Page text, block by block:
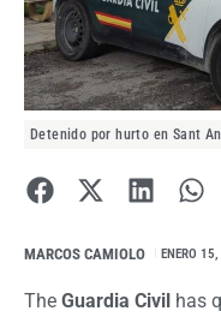
Detenido por hurto en Sant
MARCOS CAMIOLO ENERO
The Guardia Civil has